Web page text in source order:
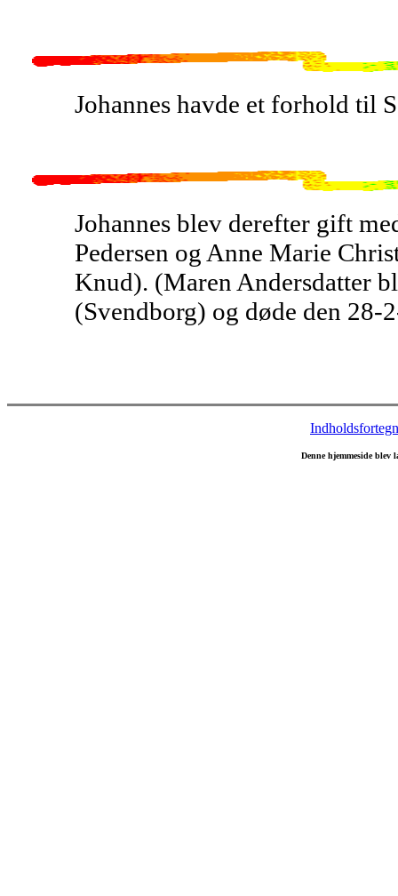
Johannes havde et forhold til
Johannes blev derefter gift
Pedersen og Anne Marie
Knud). (Maren Andersdatter
(Svendborg) og døde den 28-
Denne hjemmeside blev